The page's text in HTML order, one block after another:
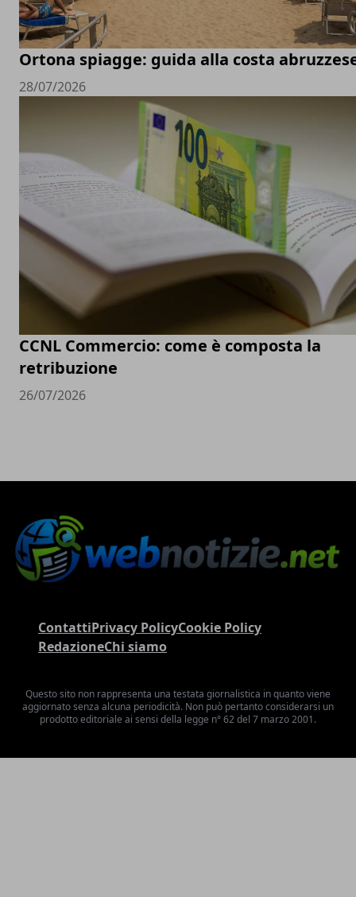
Ortona spiagge: guida alla costa
28/07/2026
CCNL Commercio: come è composta la
retribuzione
26/07/2026
ContattiPrivacy PolicyCookie Policy
RedazioneChi siamo
Questo sito non rappresenta una testata giornalistica in quanto viene
aggiornato senza alcuna periodicità. Non può pertanto considerarsi un
prodotto editoriale ai sensi della legge n° 62 del 7 marzo 2001.